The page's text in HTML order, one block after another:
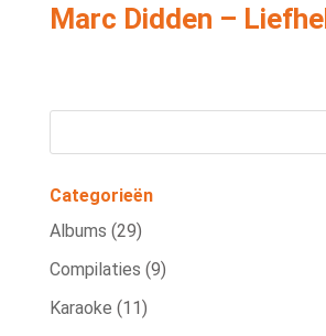
Marc Didden –
Categorieën
Albums (29)
Compilaties (9)
Karaoke (11)